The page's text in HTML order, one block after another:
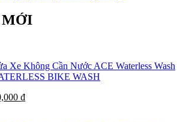
MỚI
Xe Không Cần Nước ACE Waterless Wash
BIKE WASH
₫